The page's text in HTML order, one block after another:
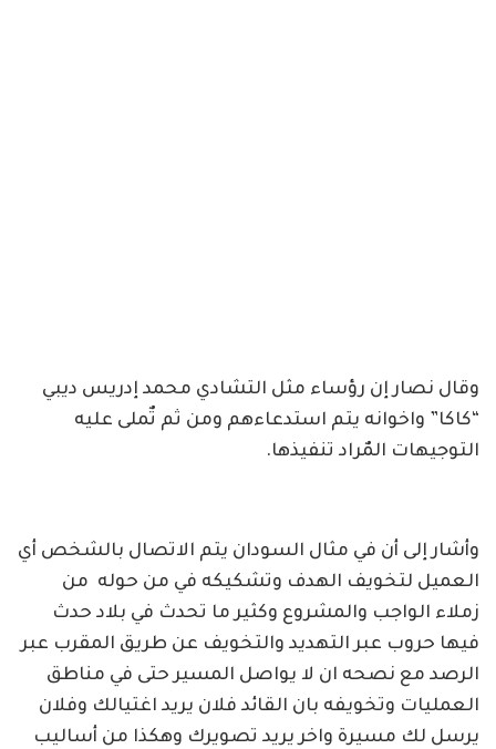
وقال نصار إن رؤساء مثل التشادي محمد إدريس ديبي
“كاكا” واخوانه يتم استدعاءهم ومن ثم تٌملى عليه
التوجيهات المٌراد تنفيذها.
وأشار إلى أن في مثال السودان يتم الاتصال بالشخص أي
العميل لتخويف الهدف وتشكيكه في من حوله من
زملاء الواجب والمشروع وكثير ما تحدث في بلاد حدث
فيها حروب عبر التهديد والتخويف عن طريق المقرب عبر
الرصد مع نصحه ان لا يواصل المسير حتى في مناطق
العمليات وتخويفه بان القائد فلان يريد اغتيالك وفلان
يرسل لك مسيرة واخر يريد تصويرك وهكذا من أساليب